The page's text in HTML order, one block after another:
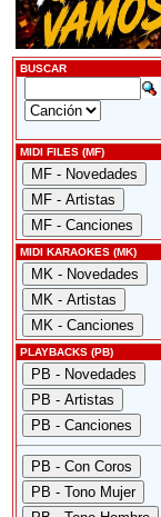
BUSCAR
MIDI FILES (MF)
MIDI KARAOKES (MK)
PLAYBACKS (PB)